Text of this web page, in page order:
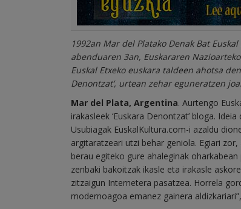
1992an Mar del Platako Denak Bat
abenduaren 3an, Euskararen
Euskal Etxeko euskara taldeen ahotsa
Denontzat’, urtean zehar eguneratzen
Mar del Plata, Argentina. Aurtengo
irakasleek ‘Euskara Denontzat’ bloga.
Usubiagak EuskalKultura.com-i azaldu
argitaratzeari utzi behar geniola. Egiari
berau egiteko gure ahaleginak
zenbaki bakoitzak ikasle eta irakasle
zitzaigun Internetera pasatzea. Horrela
modernoagoa emanez gainera